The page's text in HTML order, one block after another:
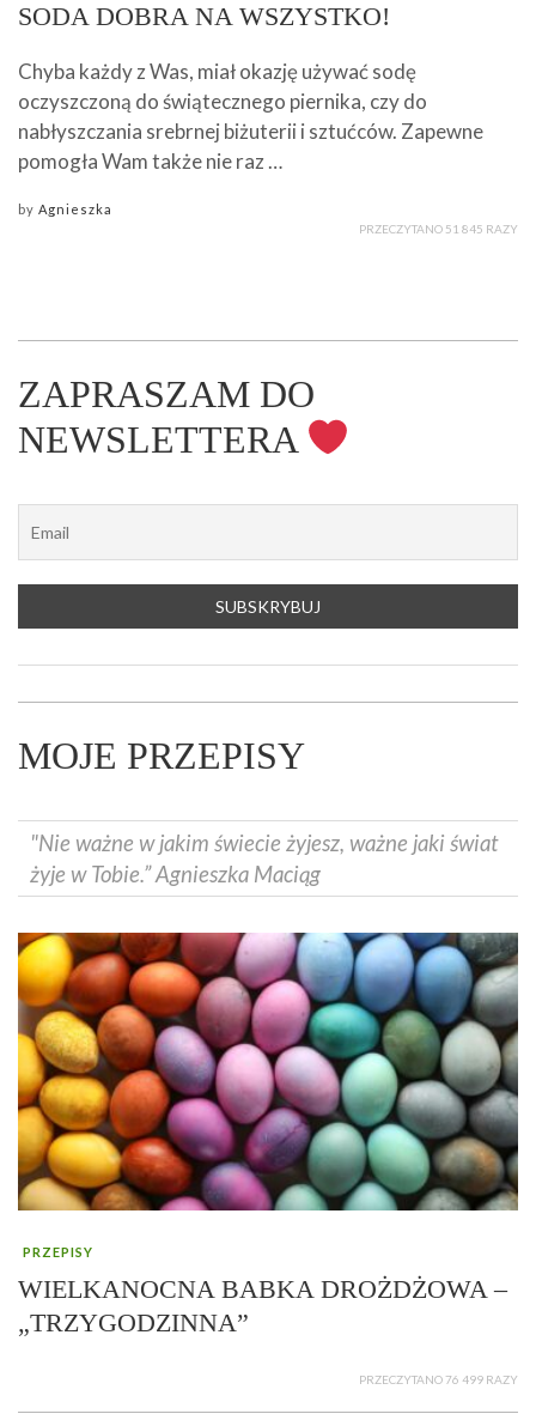
SODA DOBRA NA WSZYSTKO!
Chyba każdy z Was, miał okazję używać sodę
oczyszczoną do świątecznego piernika, czy do
nabłyszczania srebrnej biżuterii i sztućców. Zapewne
pomogła Wam także nie raz …
by Agnieszka
PRZECZYTANO 51 845 RAZY
ZAPRASZAM DO
NEWSLETTERA
MOJE PRZEPISY
"Nie ważne w jakim świecie żyjesz, ważne jaki świat
żyje w Tobie.” Agnieszka Maciąg
PRZEPISY
WIELKANOCNA BABKA DROŻDŻOWA –
„TRZYGODZINNA”
PRZECZYTANO 76 499 RAZY